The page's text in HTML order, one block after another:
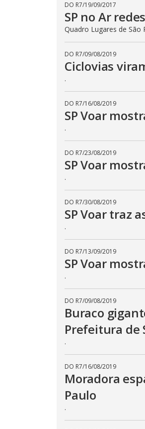
DO R7/19/09/2017
SP no Ar
Quadro Lugares de São
DO R7/09/08/2019
Ciclovias
.
DO R7/16/08/2019
SP Voar
.
DO R7/23/08/2019
SP Voar
.
DO R7/30/08/2019
SP Voar traz
.
DO R7/13/09/2019
SP Voar
.
DO R7/09/08/2019
Buraco
Prefeitura de
.
DO R7/16/08/2019
Moradora
Paulo
.